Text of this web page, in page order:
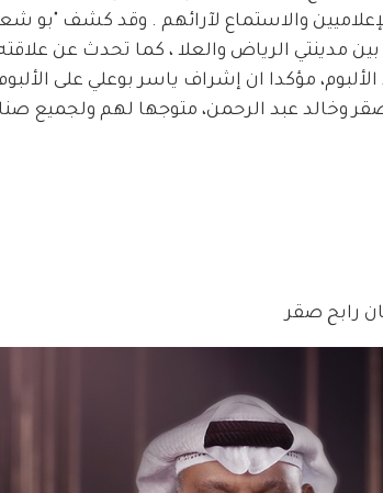
والاستماع لآرائهم . وقد كشف "بو
مدينتي الرياض والعلا ، كما تحدث عن
مؤكدا ان إشراف ياسر بوعلي على
وخالد عبد الرحمن، متوجها لهم ولجميع
رابح صقر